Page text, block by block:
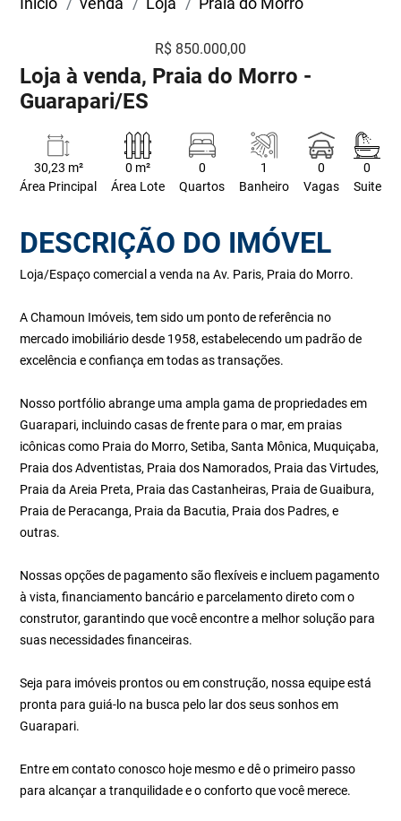
R$ 850.000,00
Loja à venda, Praia do Morro -
Guarapari/ES
30,23 m²
Área Principal
0 m²
Área Lote
0
Quartos
1
Banheiro
0
Vagas
0
Suite
DESCRIÇÃO DO IMÓVEL
Loja/Espaço comercial a venda na Av. Paris, Praia do Morro.
A Chamoun Imóveis, tem sido um ponto de referência no
mercado imobiliário desde 1958, estabelecendo um padrão de
excelência e confiança em todas as transações.
Nosso portfólio abrange uma ampla gama de propriedades em
Guarapari, incluindo casas de frente para o mar, em praias
icônicas como Praia do Morro, Setiba, Santa Mônica, Muquiçaba,
Praia dos Adventistas, Praia dos Namorados, Praia das Virtudes,
Praia da Areia Preta, Praia das Castanheiras, Praia de Guaibura,
Praia de Peracanga, Praia da Bacutia, Praia dos Padres, e
outras.
Nossas opções de pagamento são flexíveis e incluem pagamento
à vista, financiamento bancário e parcelamento direto com o
construtor, garantindo que você encontre a melhor solução para
suas necessidades financeiras.
Seja para imóveis prontos ou em construção, nossa equipe está
pronta para guiá-lo na busca pelo lar dos seus sonhos em
Guarapari.
Entre em contato conosco hoje mesmo e dê o primeiro passo
para alcançar a tranquilidade e o conforto que você merece.